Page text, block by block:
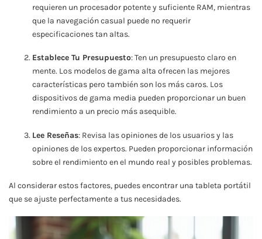
requieren un procesador potente y suficiente RAM, mientras
que la navegación casual puede no requerir
especificaciones tan altas.
Establece Tu Presupuesto: Ten un presupuesto claro en
mente. Los modelos de gama alta ofrecen las mejores
características pero también son los más caros. Los
dispositivos de gama media pueden proporcionar un buen
rendimiento a un precio más asequible.
Lee Reseñas: Revisa las opiniones de los usuarios y las
opiniones de los expertos. Pueden proporcionar información
sobre el rendimiento en el mundo real y posibles problemas.
Al considerar estos factores, puedes encontrar una tableta portátil
que se ajuste perfectamente a tus necesidades.